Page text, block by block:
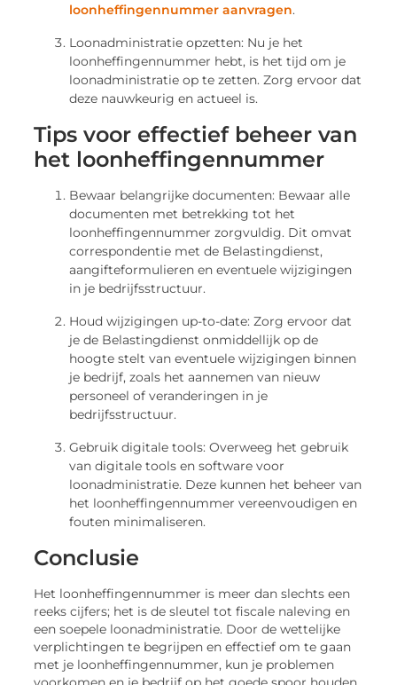
loonheffingennummer aanvragen.
Loonadministratie opzetten: Nu je het
loonheffingennummer hebt, is het tijd om je
loonadministratie op te zetten. Zorg ervoor dat
deze nauwkeurig en actueel is.
Tips voor effectief beheer van
het loonheffingennummer
Bewaar belangrijke documenten: Bewaar alle
documenten met betrekking tot het
loonheffingennummer zorgvuldig. Dit omvat
correspondentie met de Belastingdienst,
aangifteformulieren en eventuele wijzigingen
in je bedrijfsstructuur.
Houd wijzigingen up-to-date: Zorg ervoor dat
je de Belastingdienst onmiddellijk op de
hoogte stelt van eventuele wijzigingen binnen
je bedrijf, zoals het aannemen van nieuw
personeel of veranderingen in je
bedrijfsstructuur.
Gebruik digitale tools: Overweeg het gebruik
van digitale tools en software voor
loonadministratie. Deze kunnen het beheer van
het loonheffingennummer vereenvoudigen en
fouten minimaliseren.
Conclusie
Het loonheffingennummer is meer dan slechts een
reeks cijfers; het is de sleutel tot fiscale naleving en
een soepele loonadministratie. Door de wettelijke
verplichtingen te begrijpen en effectief om te gaan
met je loonheffingennummer, kun je problemen